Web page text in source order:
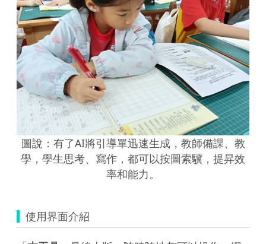
圖說：有了AI將引導單迅速生成，教師備課、教
學，學生思考、寫作，都可以按圖索驥，提昇效
率和能力。
使用界面介紹